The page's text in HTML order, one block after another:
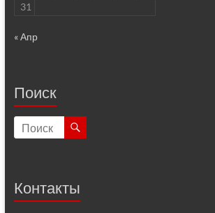
31
« Апр
Поиск
Контакты